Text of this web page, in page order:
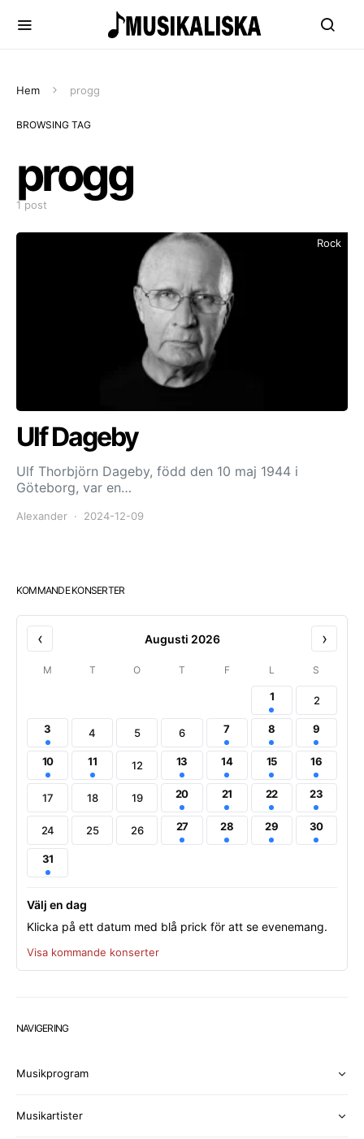
Hem progg
BROWSING TAG
progg
1 post
Rock
Ulf Dageby
Ulf Thorbjörn Dageby, född den 10 maj 1944 i
Göteborg, var en…
Alexander 2024-12-09
KOMMANDE KONSERTER
‹ Augusti 2026 ›
M T O T F L S
1 2
3 4 5 6 7 8 9
10 11 12 13 14 15 16
17 18 19 20 21 22 23
24 25 26 27 28 29 30
31
Välj en dag
Klicka på ett datum med blå prick för att se evenemang.
Visa kommande konserter
NAVIGERING
Musikprogram
Musikartister